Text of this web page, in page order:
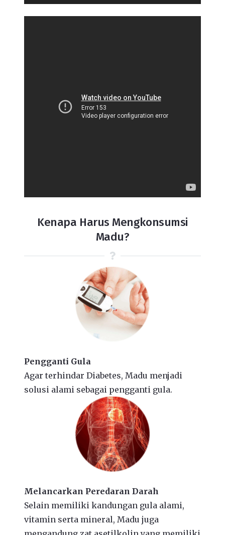
Kenapa Harus Mengkonsumsi
Madu?
Pengganti Gula
Agar terhindar Diabetes, Madu menjadi
solusi alami sebagai pengganti gula.
Melancarkan Peredaran Darah
Selain memiliki kandungan gula alami,
vitamin serta mineral, Madu juga